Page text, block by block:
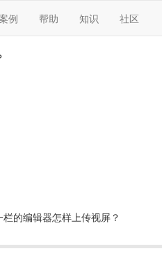
例 帮助 知识 社区
的编辑器怎样上传视屏？